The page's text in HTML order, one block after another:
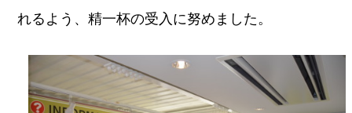
れるよう、精一杯の受入に努めました。